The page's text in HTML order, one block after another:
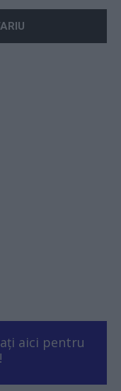
aici pentru